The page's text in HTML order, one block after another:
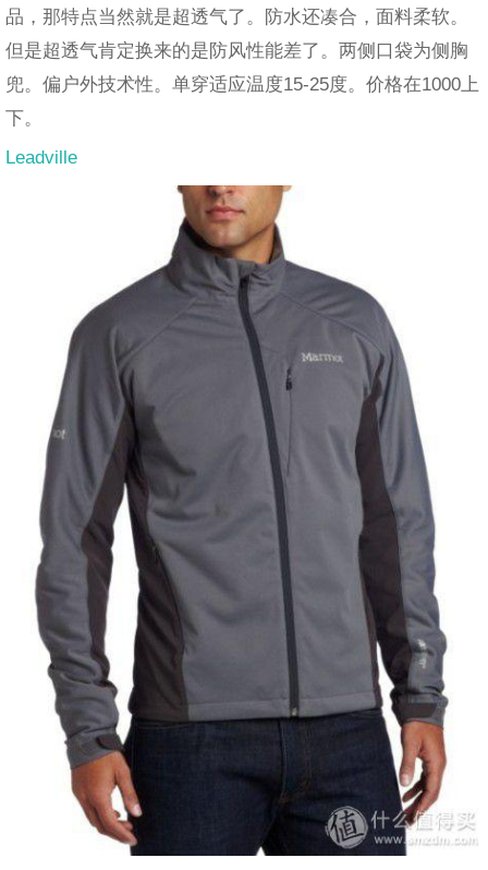
品，那特点当然就是超透气了。防水还凑合，面料柔软。
但是超透气肯定换来的是防风性能差了。两侧口袋为侧胸
兜。偏户外技术性。单穿适应温度15-25度。价格在1000上
下。
Leadville